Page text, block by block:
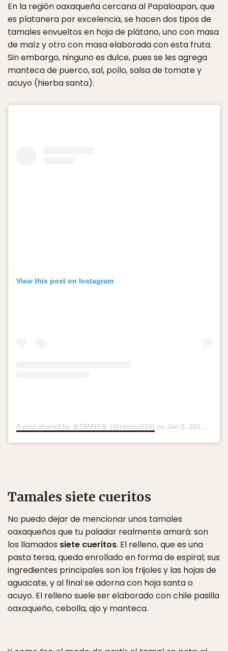
En la región oaxaqueña cercana al Papaloapan, que
es platanera por excelencia, se hacen dos tipos de
tamales envueltos en hoja de plátano, uno con masa
de maíz y otro con masa elaborada con esta fruta.
Sin embargo, ninguno es dulce, pues se les agrega
manteca de puerco, sal, pollo, salsa de tomate y
acuyo (hierba santa).
View this post on Instagram
A post shared by 🎀DIANA🎀 (@ramos034) on Jan 3, 2013 at 3:28pm PST
Tamales siete cueritos
No puedo dejar de mencionar unos tamales
oaxaqueños que tu paladar realmente amará: son
los llamados siete cueritos. El relleno, que es una
pasta tersa, queda enrollado en forma de espiral; sus
ingredientes principales son los frijoles y las hojas de
aguacate, y al final se adorna con hoja santa o
acuyo. El relleno suele ser elaborado con chile pasilla
oaxaqueño, cebolla, ajo y manteca.